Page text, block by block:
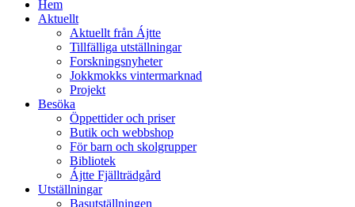
Hem
Aktuellt
Aktuellt från Ájtte
Tillfälliga utställningar
Forskningsnyheter
Jokkmokks vintermarknad
Projekt
Besöka
Öppettider och priser
Butik och webbshop
För barn och skolgrupper
Bibliotek
Ájtte Fjällträdgård
Utställningar
Basutställningen